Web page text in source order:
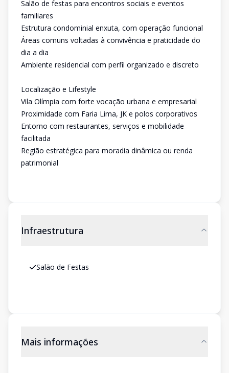
Salão de festas para encontros sociais e eventos
familiares
Estrutura condominial enxuta, com operação funcional
Áreas comuns voltadas à convivência e praticidade do
dia a dia
Ambiente residencial com perfil organizado e discreto
Localização e Lifestyle
Vila Olímpia com forte vocação urbana e empresarial
Proximidade com Faria Lima, JK e polos corporativos
Entorno com restaurantes, serviços e mobilidade
facilitada
Região estratégica para moradia dinâmica ou renda
patrimonial
Infraestrutura
Salão de Festas
Mais informações